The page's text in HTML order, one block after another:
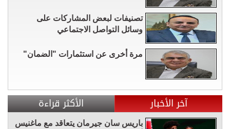
تصنيفات لبعض المشاركات على
وسائل التواصل الاجتماعي
مرة أخرى عن استثمارات "الضمان"
آخر الأخبار الأكثر قراءة
باريس سان جيرمان يتعاقد مع ماغنيس